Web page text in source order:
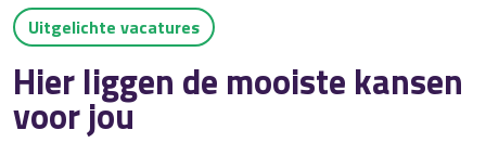
Uitgelichte vacatures
Hier liggen de mooiste kansen
voor jou